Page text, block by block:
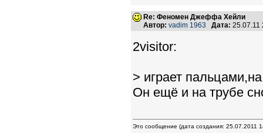
Re: Феномен Джеффа Хейли
Автор: vadim 1963 Дата:
2visitor:
> играет
Он ещё и на трубе
Это сообщение (дата создания: